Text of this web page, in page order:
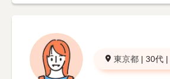
東京都 | 30代 |